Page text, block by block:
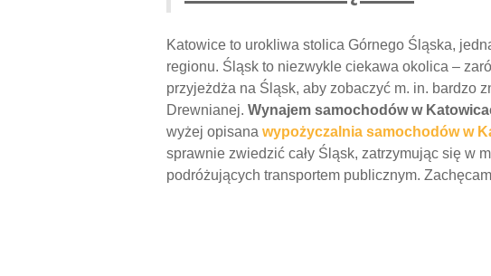
Katowice to urokliwa stolica Górnego Śląska,
regionu. Śląsk to niezwykle ciekawa okolica –
przyjeżdża na Śląsk, aby zobaczyć m. in. bardzo
Drewnianej. Wynajem samochodów w
wyżej opisana wypożyczalnia samochodów w
sprawnie zwiedzić cały Śląsk, zatrzymując się w
podróżujących transportem publicznym.